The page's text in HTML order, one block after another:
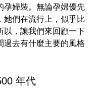
孕婦裝。無論孕婦優先
她們在流行上，似乎比
以，讓我們來回顧一下
過去有什麼主要的風格
年代